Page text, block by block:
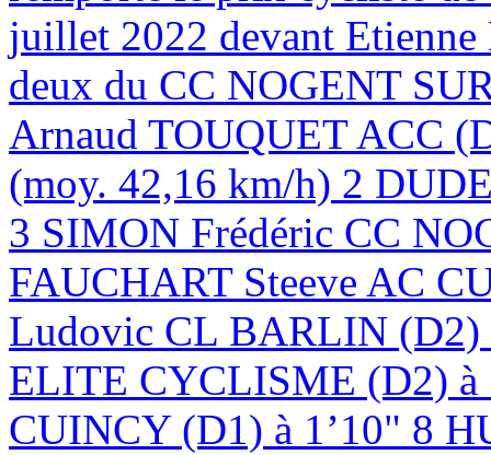
juillet 2022 devant
deux du CC NOGENT
Arnaud TOUQUET ACC
(moy. 42,16 km/h) 2
3 SIMON Frédéric CC
FAUCHART Steeve AC
Ludovic CL BARLIN
ELITE CYCLISME (D2)
CUINCY (D1) à 1’10" 8